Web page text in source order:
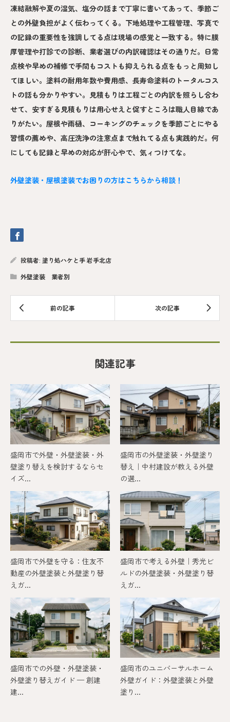
凍結融解や夏の湿気、塩分の話まで丁寧に書いてあって、季節ご
との外壁負担がよく伝わってくる。下地処理や工程管理、写真で
の記録の重要性を強調してる点は現場の感覚と一致する。特に膜
厚管理や打診での診断、業者選びの内訳確認はその通りだ。日常
点検や早めの補修で手間もコストも抑えられる点をもっと周知し
てほしい。塗料の耐用年数や費用感、長寿命塗料のトータルコス
トの話も分かりやすい。見積もりは工程ごとの内訳を照らし合わ
せて、安すぎる見積もりは用心せえと促すところは職人目線であ
りがたい。屋根や雨樋、コーキングのチェックを季節ごとにやる
習慣の薦めや、高圧洗浄の注意点まで触れてる点も実践的だ。何
にしても記録と早めの対応が肝心やで、気ィつけてな。
外壁塗装・屋根塗装でお困りの方はこちらから相談！
投稿者: 塗り処ハケと手 岩手北店
外壁塗装 業者別
関連記事
盛岡市で外壁・外壁塗装・外
壁塗り替えを検討するならセ
イズ...
盛岡市の外壁塗装・外壁塗り
替え｜中村建設が教える外壁
の選...
盛岡市で外壁を守る：住友不
動産の外壁塗装と外壁塗り替
えガ...
盛岡市で考える外壁｜秀光ビ
ルドの外壁塗装・外壁塗り替
えガ...
盛岡市での外壁・外壁塗装・
外壁塗り替えガイド — 創建
建...
盛岡市のユニバーサルホーム
外壁ガイド：外壁塗装と外壁
塗り...